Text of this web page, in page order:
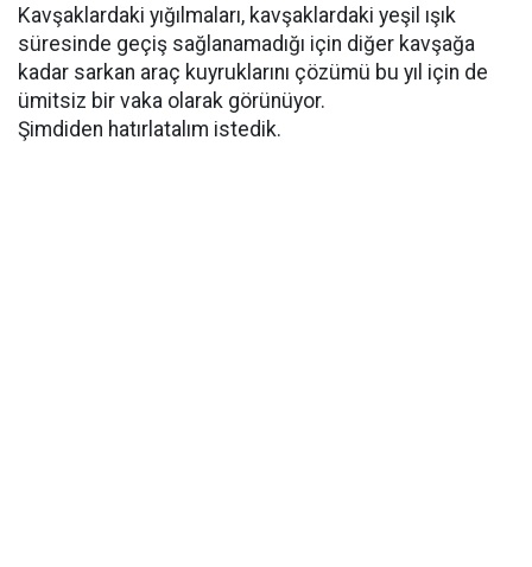
Kavşaklardaki yığılmaları, kavşaklardaki yeşil ışık
süresinde geçiş sağlanamadığı için diğer kavşağa
kadar sarkan araç kuyruklarını çözümü bu yıl için de
ümitsiz bir vaka olarak görünüyor.
Şimdiden hatırlatalım istedik.